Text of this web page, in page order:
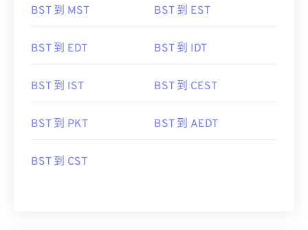
BST 到 MST BST 到 EST
BST 到 EDT BST 到 IDT
BST 到 IST BST 到 CEST
BST 到 PKT BST 到 AEDT
BST 到 CST